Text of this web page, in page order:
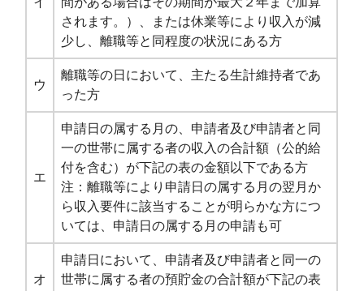
されます。）、または休業等により収入が減
少し、離職等と同程度の状況にある方
ウ
離職等の日において、主たる生計維持者であ
った方
エ
申請日の属する月の、申請者及び申請者と同
一の世帯に属する者の収入の合計額（公的給
付を含む）が下記の表の金額以下である方
注：離職等により申請日の属する月の翌月か
ら収入要件に該当することが明らかな方につ
いては、申請日の属する月の申請も可
オ
申請日において、申請者及び申請者と同一の
世帯に属する者の預貯金の合計額が下記の表